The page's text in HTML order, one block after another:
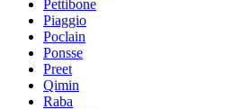
Pettibone
Piaggio
Poclain
Ponsse
Preet
Qimin
Raba